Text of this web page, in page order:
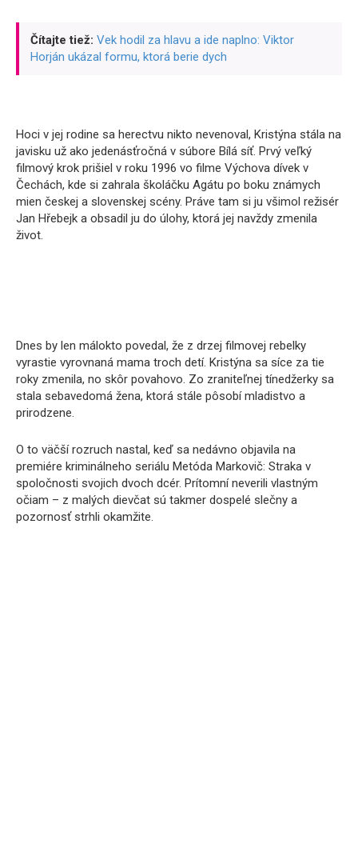
Čítajte tiež: Vek hodil za hlavu a ide naplno: Viktor
Horján ukázal formu, ktorá berie dych
Hoci v jej rodine sa herectvu nikto nevenoval, Kristýna stála na
javisku už ako jedenásťročná v súbore Bílá síť. Prvý veľký
filmový krok prišiel v roku 1996 vo filme Výchova dívek v
Čechách, kde si zahrala školáčku Agátu po boku známych
mien českej a slovenskej scény. Práve tam si ju všimol režisér
Jan Hřebejk a obsadil ju do úlohy, ktorá jej navždy zmenila
život.
Dnes by len málokto povedal, že z drzej filmovej rebelky
vyrastie vyrovnaná mama troch detí. Kristýna sa síce za tie
roky zmenila, no skôr povahovo. Zo zraniteľnej tínedžerky sa
stala sebavedomá žena, ktorá stále pôsobí mladistvo a
prirodzene.
O to väčší rozruch nastal, keď sa nedávno objavila na
premiére kriminálneho seriálu Metóda Markovič: Straka v
spoločnosti svojich dvoch dcér. Prítomní neverili vlastným
očiam – z malých dievčat sú takmer dospelé slečny a
pozornosť strhli okamžite.